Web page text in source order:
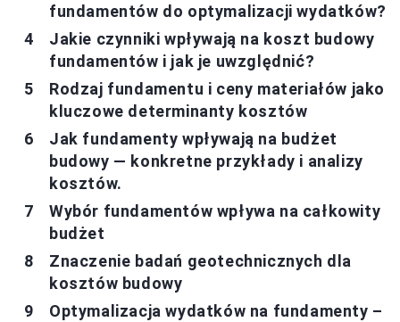
fundamentów do optymalizacji wydatków?
Jakie czynniki wpływają na koszt budowy
fundamentów i jak je uwzględnić?
Rodzaj fundamentu i ceny materiałów jako
kluczowe determinanty kosztów
Jak fundamenty wpływają na budżet
budowy — konkretne przykłady i analizy
kosztów.
Wybór fundamentów wpływa na całkowity
budżet
Znaczenie badań geotechnicznych dla
kosztów budowy
Optymalizacja wydatków na fundamenty –